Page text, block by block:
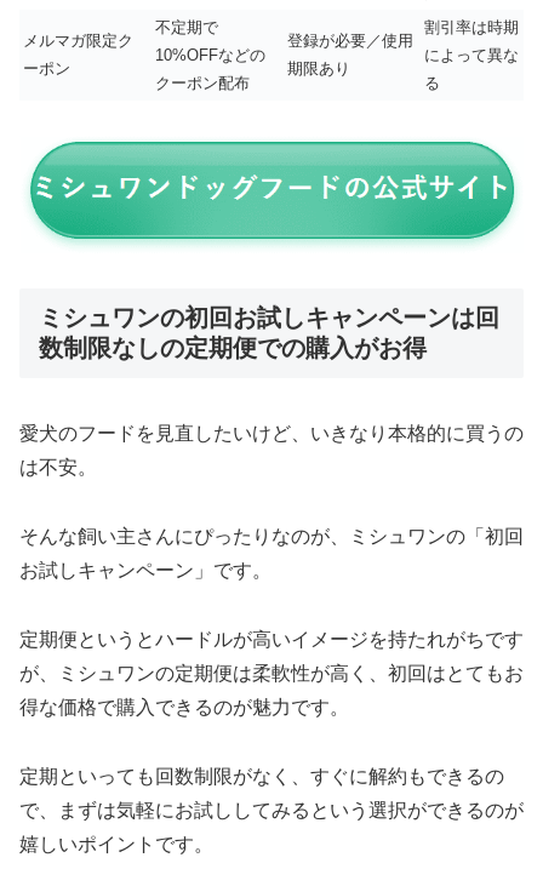
メルマガ限定ク
ーポン
不定期で
10%OFFなどの
クーポン配布
登録が必要／使用
期限あり
割引率は時期
によって異な
る
ミシュワンの初回お試しキャンペーンは回
数制限なしの定期便での購入がお得
愛犬のフードを見直したいけど、いきなり本格的に買うの
は不安。
そんな飼い主さんにぴったりなのが、ミシュワンの「初回
お試しキャンペーン」です。
定期便というとハードルが高いイメージを持たれがちです
が、ミシュワンの定期便は柔軟性が高く、初回はとてもお
得な価格で購入できるのが魅力です。
定期といっても回数制限がなく、すぐに解約もできるの
で、まずは気軽にお試ししてみるという選択ができるのが
嬉しいポイントです。